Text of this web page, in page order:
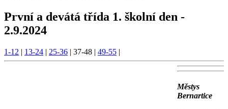
První a devátá třída 1. školní den -
2.9.2024
1-12 | 13-24 | 25-36 | 37-48 | 49-55 |
Městys
Bernartice